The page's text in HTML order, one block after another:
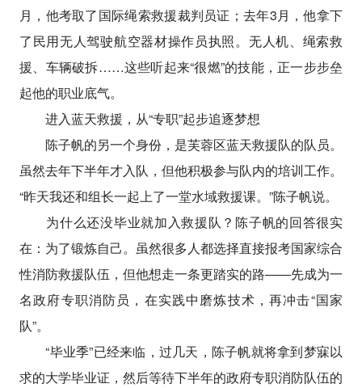
月，他考取了国际绳索救援裁判员证；去年3月，他拿下
了民用无人驾驶航空器材操作员执照。无人机、绳索救
援、车辆破拆……这些听起来“很燃”的技能，正一步步垒
起他的职业底气。
进入蓝天救援，从“专职”起步追逐梦想
陈子帆的另一个身份，是芙蓉区蓝天救援队的队员。
虽然去年下半年才入队，但他积极参与队内的培训工作。
“昨天我还和组长一起上了一堂水域救援课。”陈子帆说。
为什么还没毕业就加入救援队？陈子帆的回答很实
在：为了锻炼自己。虽然很多人都选择直接报考国家综合
性消防救援队伍，但他想走一条更踏实的路——先成为一
名政府专职消防员，在实践中磨炼技术，再冲击“国家
队”。
“毕业季”已经来临，过几天，陈子帆就将拿到梦寐以
求的大学毕业证，然后等待下半年的政府专职消防队伍的